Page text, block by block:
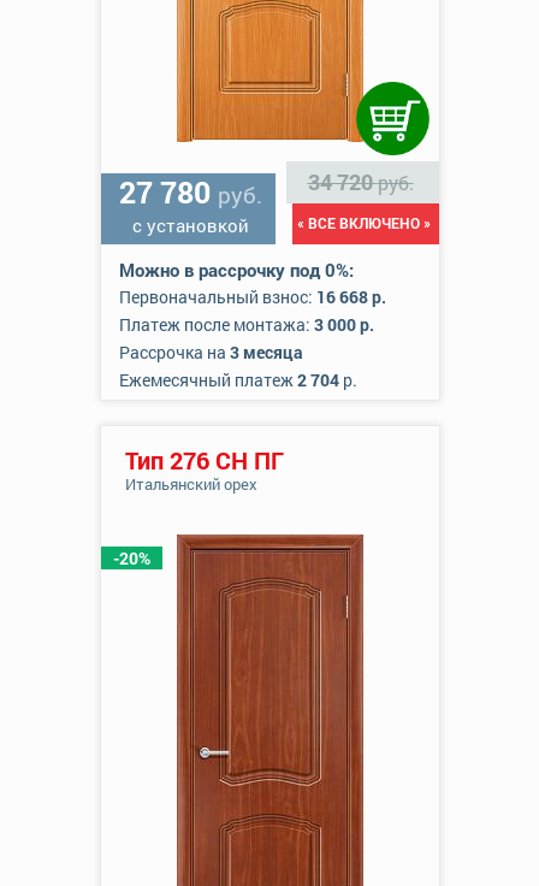
27 780 руб.
с установкой
34 720руб.
« ВСЕ ВКЛЮЧЕНО »
Можно в рассрочку под 0%:
Первоначальный взнос: 16 668 р.
Платеж после монтажа: 3 000 р.
Рассрочка на 3 месяца
Ежемесячный платеж2 704р.
-20%
Тип 276 СН ПГ
Итальянский орех